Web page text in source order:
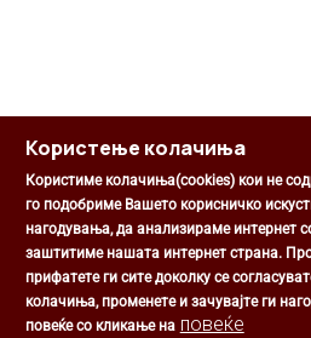
Општина
Михаил Цоков бр.
Скопје, РС
+389 2 3203
Користење колачиња
Користиме колачиња(cookies) кои не
го подобриме Вашето корисничко
нагодувања, да анализираме интернет
заштитиме нашата интернет страна.
прифатете ги сите доколку се
колачиња, променете и зачувајте ги
повеќе со кликање на повеќе